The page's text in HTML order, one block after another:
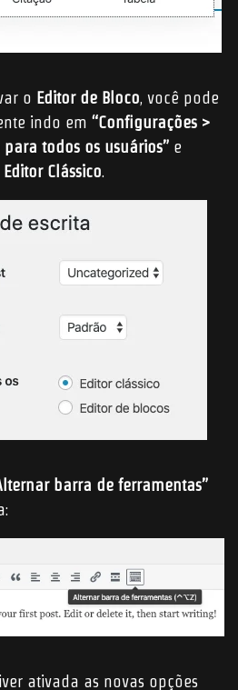
o Editor de Bloco, você pode
indo em “Configurações >
todos os usuários” e
Editor Clássico.
barra de ferramentas”
ativada as novas opções